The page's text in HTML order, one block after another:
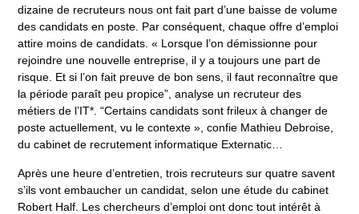
dizaine de recruteurs nous ont fait part d’une baisse de volume
des candidats en poste. Par conséquent, chaque offre d’emploi
attire moins de candidats. « Lorsque l’on démissionne pour
rejoindre une nouvelle entreprise, il y a toujours une part de
risque. Et si l’on fait preuve de bon sens, il faut reconnaître que
la période paraît peu propice”, analyse un recruteur des
métiers de l’IT*. “Certains candidats sont frileux à changer de
poste actuellement, vu le contexte », confie Mathieu Debroise,
du cabinet de recrutement informatique Externatic…
Après une heure d’entretien, trois recruteurs sur quatre savent
s’ils vont embaucher un candidat, selon une étude du cabinet
Robert Half. Les chercheurs d’emploi ont donc tout intérêt à